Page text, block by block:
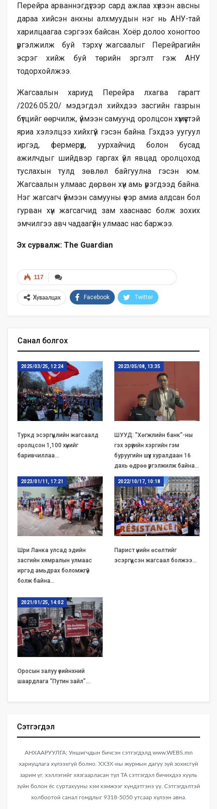
Перейра арваннэгдүгээр сард ажлаа хүлээн авсны
дараа хийсэн анхны алхмуудын нэг нь АНУ-тай
харилцаагаа сэргээх байсан. Хоёр долоо хоногтоо
үргэлжилж буй тэрхүү жагсаалыг Перейрагийн
эсрэг хийж буй төрийн эргэлт гэж АНУ
тодорхойлжээ.
Жагсаалын хариуд Перейра лхагва гарагт
/2026.05.20/ мэдэгдэл хийхдээ засгийн газрын
бүтцийг өөрчилж, үймээн самуунд оролцсон хүмүүстэй
яриа хэлэлцээ хийхгүй гэсэн байна. Гэхдээ уугуул
иргэд, фермерүүд, уурхайчид болон бусад
ажилчдыг шийдвэр гаргах үйл явцад оролцоход
туслахын тулд зөвлөл байгуулна гэсэн юм.
Жагсаалын улмаас дөрвөн хүн амь үрэгдээд байна.
Нэг жагсагч үймээн самууны үеэр амиа алдсан бол
гурван хүн жагсагчид зам хааснаас болж зохих
эмчилгээ авч чадаагүйн улмаас нас баржээ.
Эх сурвалж: The Guardian
117
Хуваалцах Facebook Twitter
Санал болгох
2025/03/25, 12:24
Туркд эсэргүүцлийн жагсаалд
оролцсон 1,100 хүнийг
баривчиллаа…
2023/05/08, 13:35
ШУУД: "Хөгжлийн банк"-ны
гэх эрүүгийн хэргийн гэм
буруугийн шүүх хуралдаан 16
дахь өдрөө үргэлжилж байна…
2023/01/11, 17:21
Шри Ланка улсад эдийн
засгийн хямралын улмаас
иргэд амьдрах боломжгүй
болж байна…
2022/10/17, 10:18
Парист үнийн өсөлтийг
эсэргүүцсэн жагсаал болжээ…
2021/01/25, 14:02
Оросын залуу үеийнхний
шаардлага “Путин зайл”…
Сэтгэгдэл
АНХААРУУЛГА: Уншигчдын бичсэн сэтгэгдэлд www.WEBS.mn
хариуцлага хүлээхгүй болно. ХХЗХ-ны журмын дагуу зүй зохисгүй
зарим үг, хэллэгийг хязгаарласан тул ТА сэтгэгдэл бичихдээ хууль
зүйн болон ёс суртахууны хэм хэмжээг хүндэтгэнэ үү. Сэтгэгдэлтэй
холбоотой санал гомдлыг 9318-5050 утсаар хүлээн авна.